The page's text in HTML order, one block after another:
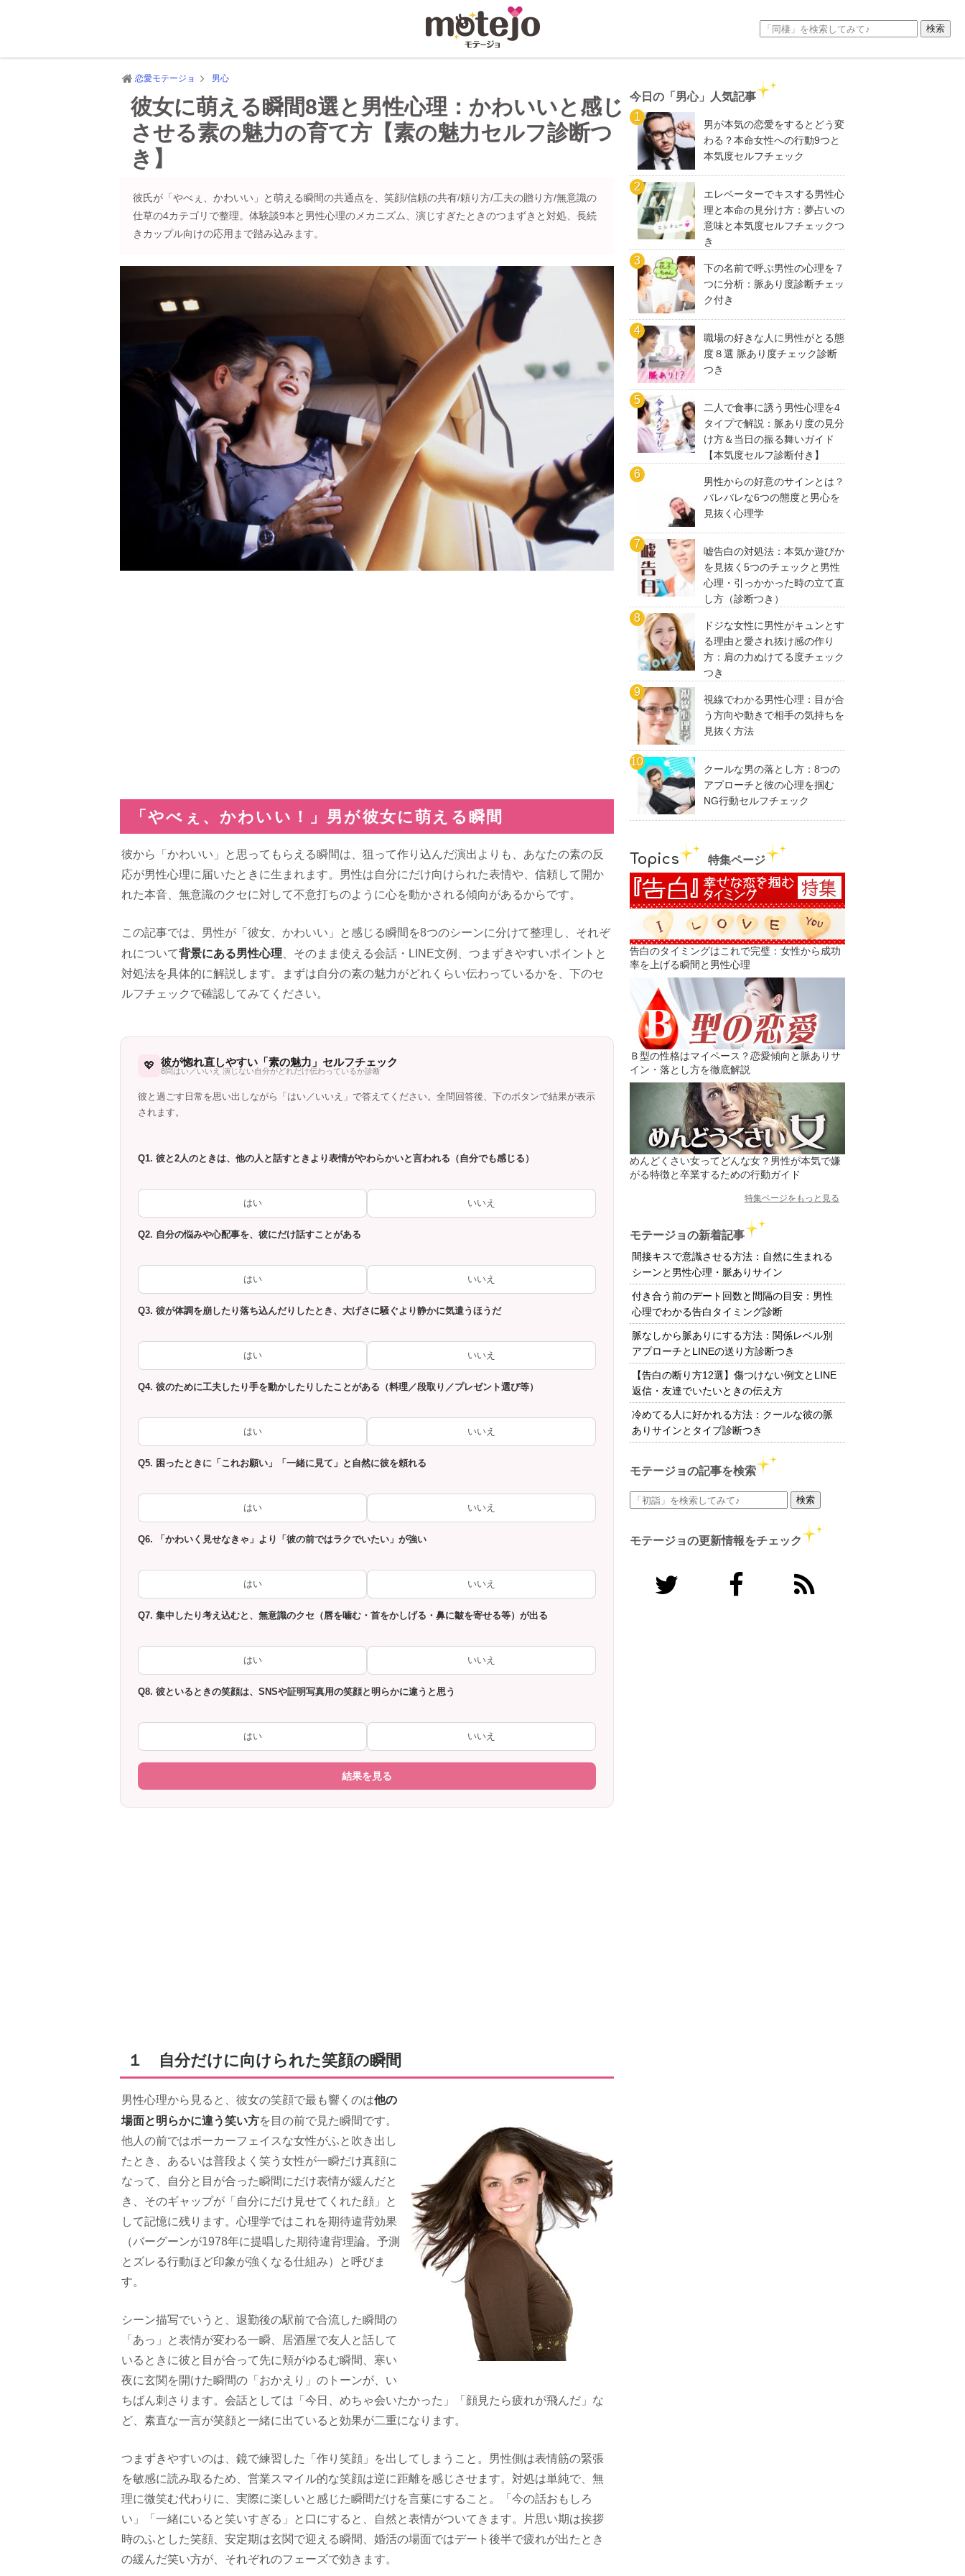
恋愛モテージョ 男心
彼女に萌える瞬間8選と男性心理：かわいいと感じ
させる素の魅力の育て方【素の魅力セルフ診断つ
き】
彼氏が「やべぇ、かわいい」と萌える瞬間の共通点を、笑顔/信頼の共有/頼り方/工夫の贈り方/無意識の
仕草の4カテゴリで整理。体験談9本と男性心理のメカニズム、演じすぎたときのつまずきと対処、長続
きカップル向けの応用まで踏み込みます。
「やべぇ、かわいい！」男が彼女に萌える瞬間
彼から「かわいい」と思ってもらえる瞬間は、狙って作り込んだ演出よりも、あなたの素の反
応が男性心理に届いたときに生まれます。男性は自分にだけ向けられた表情や、信頼して開か
れた本音、無意識のクセに対して不意打ちのように心を動かされる傾向があるからです。
この記事では、男性が「彼女、かわいい」と感じる瞬間を8つのシーンに分けて整理し、それぞ
れについて背景にある男性心理 、そのまま使える会話・LINE文例、つまずきやすいポイントと
対処法を具体的に解説します。まずは自分の素の魅力がどれくらい伝わっているかを、下のセ
ルフチェックで確認してみてください。
💖 彼が惚れ直しやすい「素の魅力」セルフチェック
8問はい／いいえ 演じない自分がどれだけ伝わっているか診断
彼と過ごす日常を思い出しながら「はい／いいえ」で答えてください。全問回答後、下のボタンで結果が表示
されます。
Q1. 彼と2人のときは、他の人と話すときより表情がやわらかいと言われる（自分でも感じる）
はい いいえ
Q2. 自分の悩みや心配事を、彼にだけ話すことがある
はい いいえ
Q3. 彼が体調を崩したり落ち込んだりしたとき、大げさに騒ぐより静かに気遣うほうだ
はい いいえ
Q4. 彼のために工夫したり手を動かしたりしたことがある（料理／段取り／プレゼント選び等）
はい いいえ
Q5. 困ったときに「これお願い」「一緒に見て」と自然に彼を頼れる
はい いいえ
Q6. 「かわいく見せなきゃ」より「彼の前ではラクでいたい」が強い
はい いいえ
Q7. 集中したり考え込むと、無意識のクセ（唇を噛む・首をかしげる・鼻に皺を寄せる等）が出る
はい いいえ
Q8. 彼といるときの笑顔は、SNSや証明写真用の笑顔と明らかに違うと思う
はい いいえ
結果を見る
１ 自分だけに向けられた笑顔の瞬間
男性心理から見ると、彼女の笑顔で最も響くのは他の
場面と明らかに違う笑い方を目の前で見た瞬間です。
他人の前ではポーカーフェイスな女性がふと吹き出し
たとき、あるいは普段よく笑う女性が一瞬だけ真顔に
なって、自分と目が合った瞬間にだけ表情が緩んだと
き、そのギャップが「自分にだけ見せてくれた顔」と
して記憶に残ります。心理学ではこれを期待違背効果
（バーグーンが1978年に提唱した期待違背理論。予測
とズレる行動ほど印象が強くなる仕組み）と呼びま
す。
シーン描写でいうと、退勤後の駅前で合流した瞬間の
「あっ」と表情が変わる一瞬、居酒屋で友人と話して
いるときに彼と目が合って先に頬がゆるむ瞬間、寒い
夜に玄関を開けた瞬間の「おかえり」のトーンが、い
ちばん刺さります。会話としては「今日、めちゃ会いたかった」「顔見たら疲れが飛んだ」な
ど、素直な一言が笑顔と一緒に出ていると効果が二重になります。
つまずきやすいのは、鏡で練習した「作り笑顔」を出してしまうこと。男性側は表情筋の緊張
を敏感に読み取るため、営業スマイル的な笑顔は逆に距離を感じさせます。対処は単純で、無
理に微笑む代わりに、実際に楽しいと感じた瞬間だけを言葉にすること。「今の話おもしろ
い」「一緒にいると笑いすぎる」と口にすると、自然と表情がついてきます。片思い期は挨拶
時のふとした笑顔、安定期は玄関で迎える瞬間、婚活の場面ではデート後半で疲れが出たとき
の緩んだ笑い方が、それぞれのフェーズで効きます。
今日の「男心」人気記事
男が本気の恋愛をするとどう変
わる？本命女性への行動9つと
本気度セルフチェック
エレベーターでキスする男性心
理と本命の見分け方：夢占いの
意味と本気度セルフチェックつ
き
下の名前で呼ぶ男性の心理を７
つに分析：脈あり度診断チェッ
ク付き
職場の好きな人に男性がとる態
度８選 脈あり度チェック診断
つき
二人で食事に誘う男性心理を4
タイプで解説：脈あり度の見分
け方＆当日の振る舞いガイド
【本気度セルフ診断付き】
男性からの好意のサインとは？
バレバレな6つの態度と男心を
見抜く心理学
嘘告白の対処法：本気か遊びか
を見抜く5つのチェックと男性
心理・引っかかった時の立て直
し方（診断つき）
ドジな女性に男性がキュンとす
る理由と愛され抜け感の作り
方：肩の力ぬけてる度チェック
つき
視線でわかる男性心理：目が合
う方向や動きで相手の気持ちを
見抜く方法
クールな男の落とし方：8つの
アプローチと彼の心理を掴む
NG行動セルフチェック
Topics 特集ページ
告白のタイミングはこれで完璧：女性から成功
率を上げる瞬間と男性心理
Ｂ型の性格はマイペース？恋愛傾向と脈ありサ
イン・落とし方を徹底解説
めんどくさい女ってどんな女？男性が本気で嫌
がる特徴と卒業するための行動ガイド
特集ページをもっと見る
モテージョの新着記事
間接キスで意識させる方法：自然に生まれる
シーンと男性心理・脈ありサイン
付き合う前のデート回数と間隔の目安：男性
心理でわかる告白タイミング診断
脈なしから脈ありにする方法：関係レベル別
アプローチとLINEの送り方診断つき
【告白の断り方12選】傷つけない例文とLINE
返信・友達でいたいときの伝え方
冷めてる人に好かれる方法：クールな彼の脈
ありサインとタイプ診断つき
モテージョの記事を検索
モテージョの更新情報をチェック